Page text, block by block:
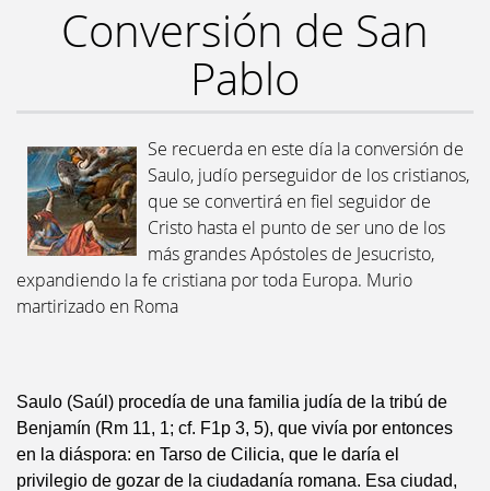
Conversión de San
Pablo
Se recuerda en este día la conversión de
Saulo, judío perseguidor de los cristianos,
que se convertirá en fiel seguidor de
Cristo hasta el punto de ser uno de los
más grandes Apóstoles de Jesucristo,
expandiendo la fe cristiana por toda Europa. Murio
martirizado en Roma
Saulo (Saúl) procedía de una familia judía de la tribú de
Benjamín (Rm 11, 1; cf. F1p 3, 5), que vivía por entonces
en la diáspora: en Tarso de Cilicia, que le daría el
privilegio de gozar de la ciudadanía romana. Esa ciudad,